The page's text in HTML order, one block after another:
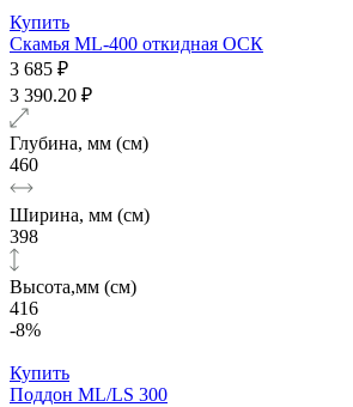
Купить
Скамья ML-400 откидная ОСК
3 685 ₽
3 390.20 ₽
Глубина, мм (см)
460
Ширина, мм (см)
398
Высота,мм (см)
416
-8%
Купить
Поддон ML/LS 300